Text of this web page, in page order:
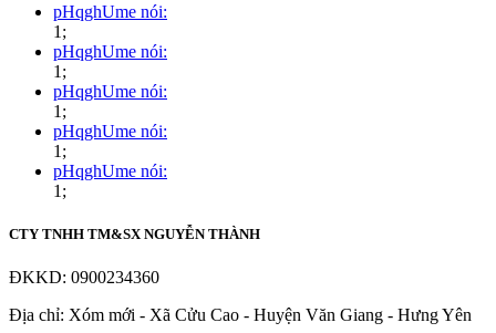
pHqghUme nói:
1;
pHqghUme nói:
1;
pHqghUme nói:
1;
pHqghUme nói:
1;
pHqghUme nói:
1;
CTY TNHH TM&SX NGUYỄN THÀNH
ĐKKD: 0900234360
Địa chỉ: Xóm mới - Xã Cửu Cao - Huyện Văn Giang - Hưng Yên